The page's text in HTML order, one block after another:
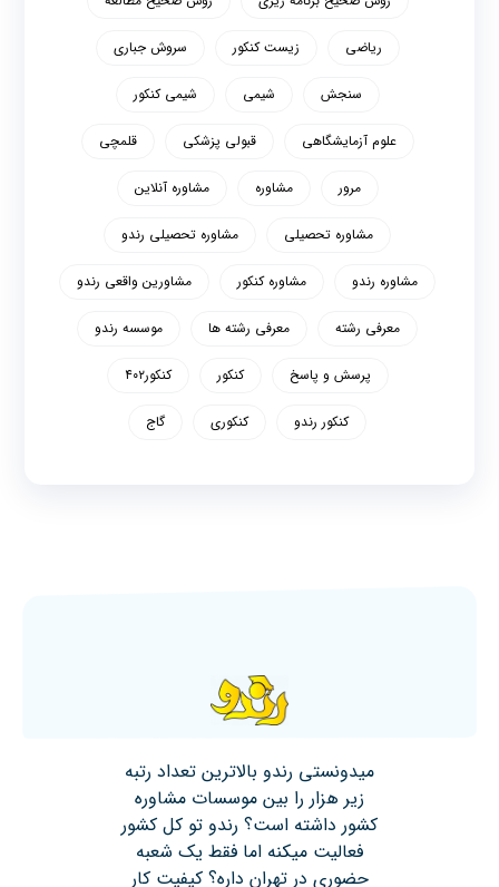
ریاضی زیست کنکور سروش جباری
سنجش شیمی شیمی کنکور
علوم آزمایشگاهی قبولی پزشکی قلمچی
مرور مشاوره مشاوره آنلاین
مشاوره تحصیلی مشاوره تحصیلی رندو
مشاوره رندو مشاوره کنکور مشاورین واقعی رندو
معرفی رشته معرفی رشته ها موسسه رندو
پرسش و پاسخ کنکور کنکور۴۰۲
کنکور رندو کنکوری گاج
میدونستی رندو بالاترین تعداد رتبه
زیر هزار را بین موسسات مشاوره
کشور داشته است؟ رندو تو کل کشور
فعالیت میکنه اما فقط یک شعبه
حضوری در تهران داره؟ کیفیت کار